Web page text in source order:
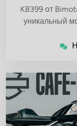
KB399 от
уникальный